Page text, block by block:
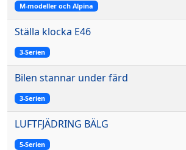
M-modeller och Alpina
Ställa klocka E46
3-Serien
Bilen stannar under färd
3-Serien
LUFTFJÄDRING BÄLG
5-Serien